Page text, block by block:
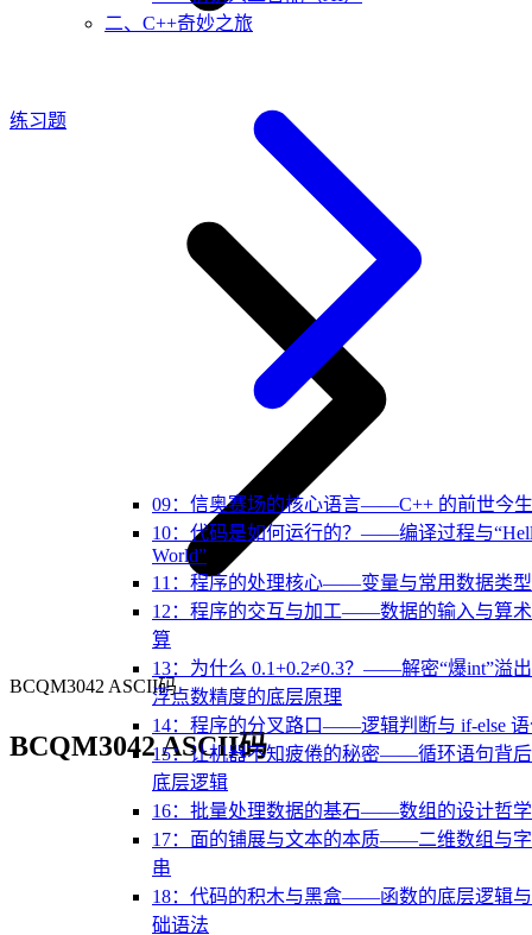
二、C++奇妙之旅
09：信奥赛场的核心语言——C++ 的前世今生
10：代码是如何运行的？——编译过程与
World”
11：程序的处理核心——变量与常用数据类型
12：程序的交互与加工——数据的输入与算
算
13：为什么 0.1+0.2≠0.3？——解密“爆int”溢
浮点数精度的底层原理
14：程序的分叉路口——逻辑判断与 if-else
15：让机器不知疲倦的秘密——循环语句背
底层逻辑
16：批量处理数据的基石——数组的设计哲学
17：面的铺展与文本的本质——二维数组与
串
18：代码的积木与黑盒——函数的底层逻辑
础语法
练习题
BCQM3042 ASCII码
BCQM3042 ASCII码